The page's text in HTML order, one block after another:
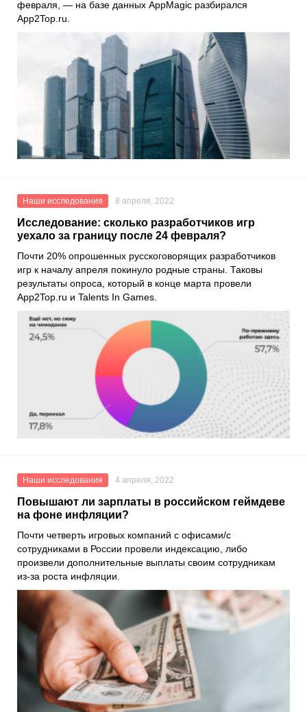
февраля, — на базе данных AppMagic разбирался
App2Top.ru
Наши исследования 8 апреля, 2022
Исследование: сколько разработчиков игр
уехало за границу после 24 февраля?
Почти 20% опрошенных русскоговорящих разработчиков
игр к началу апреля покинуло родные страны. Таковы
результаты опроса, который в конце марта провели
App2Top.ru и Talents In Games.
Наши исследования 4 апреля, 2022
Повышают ли зарплаты в российском геймдеве
на фоне инфляции?
Почти четверть игровых компаний с офисами/с
сотрудниками в России провели индексацию, либо
произвели дополнительные выплаты своим сотрудникам
из-за роста инфляции.